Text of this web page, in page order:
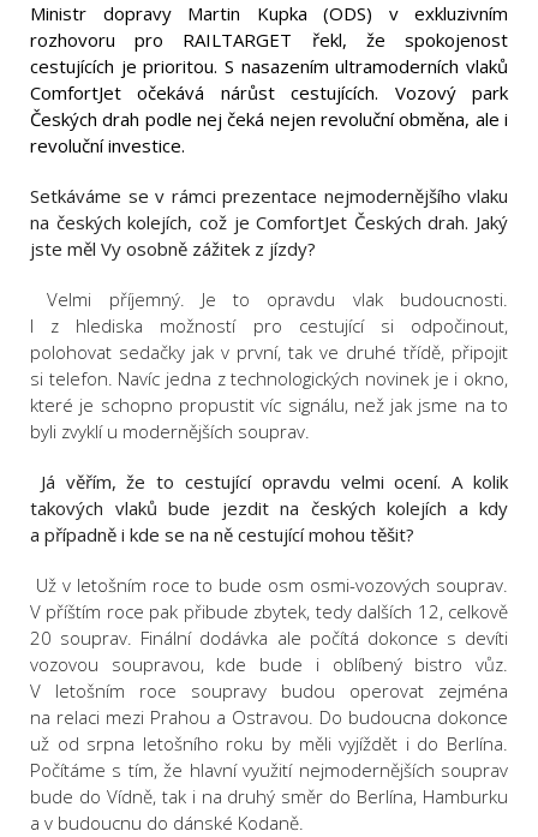
Ministr dopravy Martin Kupka (ODS) v exkluzivním
rozhovoru pro RAILTARGET řekl, že spokojenost
cestujících je prioritou. S nasazením ultramoderních vlaků
ComfortJet očekává nárůst cestujících. Vozový park
Českých drah podle nej čeká nejen revoluční obměna, ale i
revoluční investice.
Setkáváme se v rámci prezentace nejmodernějšího vlaku
na českých kolejích, což je ComfortJet Českých drah. Jaký
jste měl Vy osobně zážitek z jízdy?
Velmi příjemný. Je to opravdu vlak budoucnosti.
I z hlediska možností pro cestující si odpočinout,
polohovat sedačky jak v první, tak ve druhé třídě, připojit
si telefon. Navíc jedna z technologických novinek je i okno,
které je schopno propustit víc signálu, než jak jsme na to
byli zvyklí u modernějších souprav.
Já věřím, že to cestující opravdu velmi ocení. A kolik
takových vlaků bude jezdit na českých kolejích a kdy
a případně i kde se na ně cestující mohou těšit?
Už v letošním roce to bude osm osmi-vozových souprav.
V příštím roce pak přibude zbytek, tedy dalších 12, celkově
20 souprav. Finální dodávka ale počítá dokonce s devíti
vozovou soupravou, kde bude i oblíbený bistro vůz.
V letošním roce soupravy budou operovat zejména
na relaci mezi Prahou a Ostravou. Do budoucna dokonce
už od srpna letošního roku by měli vyjíždět i do Berlína.
Počítáme s tím, že hlavní využití nejmodernějších souprav
bude do Vídně, tak i na druhý směr do Berlína, Hamburku
a v budoucnu do dánské Kodaně.